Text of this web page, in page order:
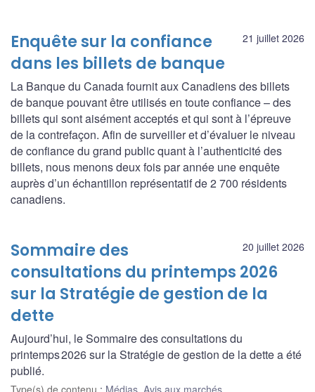
21 juillet 2026
Enquête sur la confiance
dans les billets de banque
La Banque du Canada fournit aux Canadiens des billets
de banque pouvant être utilisés en toute confiance – des
billets qui sont aisément acceptés et qui sont à l’épreuve
de la contrefaçon. Afin de surveiller et d’évaluer le niveau
de confiance du grand public quant à l’authenticité des
billets, nous menons deux fois par année une enquête
auprès d’un échantillon représentatif de 2 700 résidents
canadiens.
20 juillet 2026
Sommaire des
consultations du printemps 2026
sur la Stratégie de gestion de la
dette
Aujourd’hui, le Sommaire des consultations du
printemps 2026 sur la Stratégie de gestion de la dette a été
publié.